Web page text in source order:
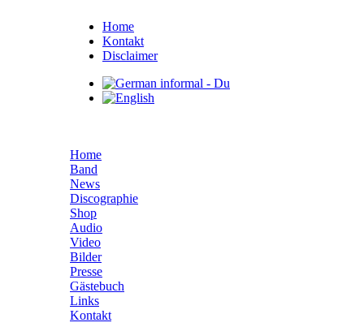
Home
Kontakt
Disclaimer
Home
Band
News
Discographie
Shop
Audio
Video
Bilder
Presse
Gästebuch
Links
Kontakt